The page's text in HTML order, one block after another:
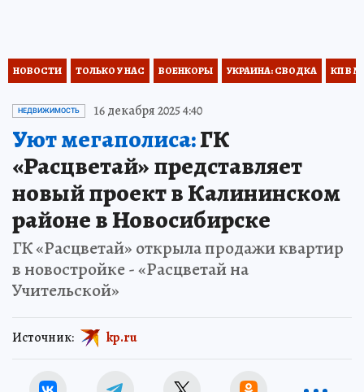
НОВОСТИ ТОЛЬКО У НАС ВОЕНКОРЫ УКРАИНА: СВОДКА КП В
НЕДВИЖИМОСТЬ 16 декабря 2025 4:40
Уют мегаполиса:ГК
«Расцветай» представляет
новый проект в Калининском
районе в Новосибирске
ГК «Расцветай» открыла продажи квартир
в новостройке - «Расцветай на
Учительской»
Источник: kp.ru